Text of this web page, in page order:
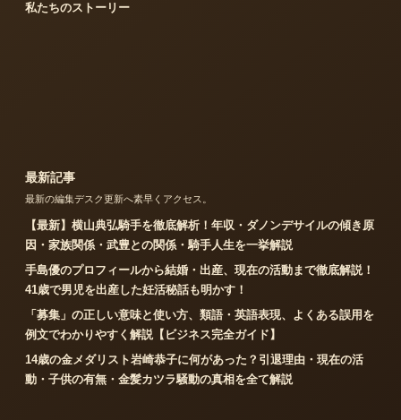
私たちのストーリー
最新記事
最新の編集デスク更新へ素早くアクセス。
【最新】横山典弘騎手を徹底解析！年収・ダノンデサイルの傾き原
因・家族関係・武豊との関係・騎手人生を一挙解説
手島優のプロフィールから結婚・出産、現在の活動まで徹底解説！
41歳で男児を出産した妊活秘話も明かす！
「募集」の正しい意味と使い方、類語・英語表現、よくある誤用を
例文でわかりやすく解説【ビジネス完全ガイド】
14歳の金メダリスト岩崎恭子に何があった？引退理由・現在の活
動・子供の有無・金髪カツラ騒動の真相を全て解説